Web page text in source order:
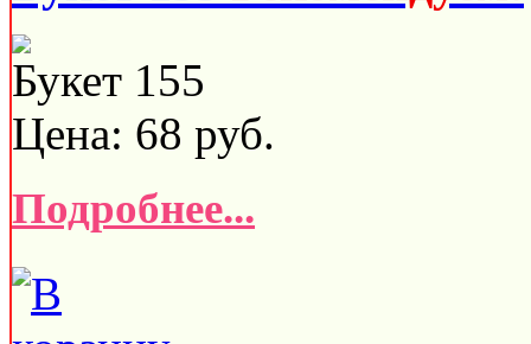
Букет 155
Цена: 68 руб.
Подробнее...